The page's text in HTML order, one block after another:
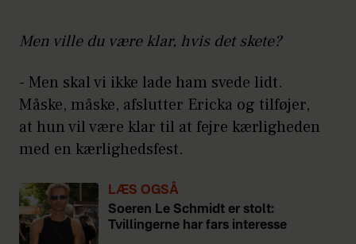
Men ville du være klar, hvis det skete?
- Men skal vi ikke lade ham svede lidt.
Måske, måske, afslutter Ericka og tilføjer,
at hun vil være klar til at fejre kærligheden
med en kærlighedsfest.
LÆS OGSÅ
Soeren Le Schmidt er stolt:
Tvillingerne har fars interesse